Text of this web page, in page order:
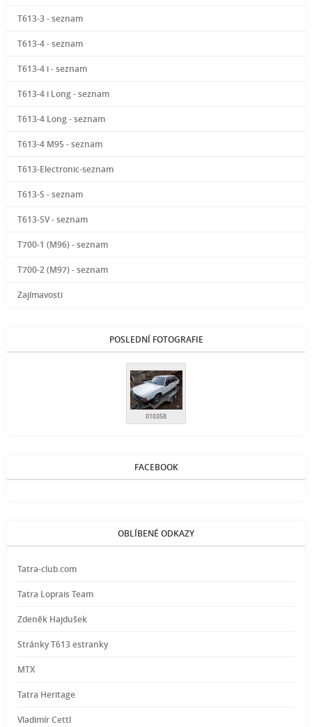
T613-3 - seznam
T613-4 - seznam
T613-4 i - seznam
T613-4 i Long - seznam
T613-4 Long - seznam
T613-4 M95 - seznam
T613-Electronic-seznam
T613-S - seznam
T613-SV - seznam
T700-1 (M96) - seznam
T700-2 (M97) - seznam
Zajímavosti
POSLEDNÍ FOTOGRAFIE
010358
FACEBOOK
OBLÍBENÉ ODKAZY
Tatra-club.com
Tatra Loprais Team
Zdeněk Hajdušek
Stránky T613 estranky
MTX
Tatra Heritage
Vladimír Cettl